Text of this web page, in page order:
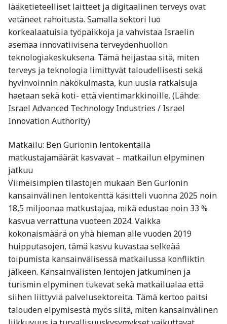
lääketieteelliset laitteet ja digitaalinen terveys ovat
vetäneet rahoitusta. Samalla sektori luo
korkealaatuisia työpaikkoja ja vahvistaa Israelin
asemaa innovatiivisena terveydenhuollon
teknologiakeskuksena. Tämä heijastaa sitä, miten
terveys ja teknologia limittyvät taloudellisesti sekä
hyvinvoinnin näkökulmasta, kun uusia ratkaisuja
haetaan sekä koti- että vientimarkkinoille. (Lähde:
Israel Advanced Technology Industries / Israel
Innovation Authority)
Matkailu: Ben Gurionin lentokentällä
matkustajamäärät kasvavat – matkailun elpyminen
jatkuu
Viimeisimpien tilastojen mukaan Ben Gurionin
kansainvälinen lentokenttä käsitteli vuonna 2025 noin
18,5 miljoonaa matkustajaa, mikä edustaa noin 33 %
kasvua verrattuna vuoteen 2024. Vaikka
kokonaismäärä on yhä hieman alle vuoden 2019
huipputasojen, tämä kasvu kuvastaa selkeää
toipumista kansainvälisessä matkailussa konfliktin
jälkeen. Kansainvälisten lentojen jatkuminen ja
turismin elpyminen tukevat sekä matkailualaa että
siihen liittyviä palvelusektoreita. Tämä kertoo paitsi
talouden elpymisestä myös siitä, miten kansainvälinen